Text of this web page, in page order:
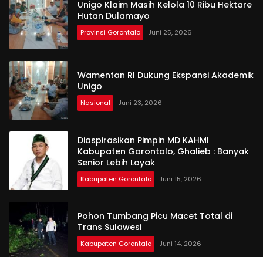
Unigo Klaim Masih Kelola 10 Ribu Hektare
Hutan Dulamayo
Provinsi Gorontalo Juni 25, 2026
Wamentan RI Dukung Ekspansi Akademik
Unigo
Nasional Juni 23, 2026
Diaspirasikan Pimpin MD KAHMI
Kabupaten Gorontalo, Ghalieb : Banyak
Senior Lebih Layak
Kabupaten Gorontalo Juni 15, 2026
Pohon Tumbang Picu Macet Total di
Trans Sulawesi
Kabupaten Gorontalo Juni 14, 2026